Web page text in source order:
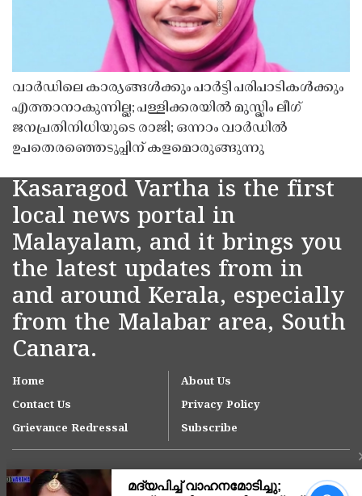
വാർഡിലെ കാര്യങ്ങൾക്കും പാർട്ടി പരിപാടികൾക്കും
എത്താനാകുന്നില്ല; പള്ളിക്കരയിൽ മുസ്ലിം ലീഗ്
ജനപ്രതിനിധിയുടെ രാജി; ഒന്നാം വാർഡിൽ
ഉപതെരഞ്ഞെടുപ്പിന് കളമൊരുങ്ങുന്നു
Kasaragod Vartha is the first
local news portal in
Malayalam, and it brings you
the latest updates from in
and around Kerala, especially
from the Malabar area, South
Canara.
Home
About Us
Contact Us
Privacy Policy
Grievance Redressal
Subscribe